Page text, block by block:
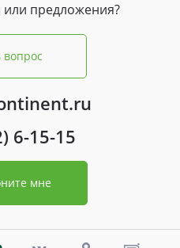
предложения?
вопрос
6-15-15
мне